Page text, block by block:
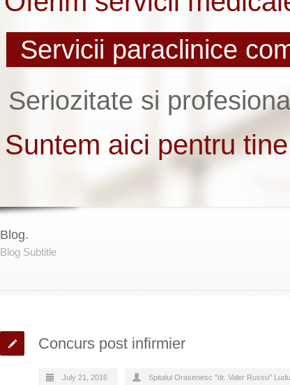
Blog.
Blog Subtitle
Concurs post infirmier
July 21, 2016 Spitalul Orasenesc "dr. Valer Russu"